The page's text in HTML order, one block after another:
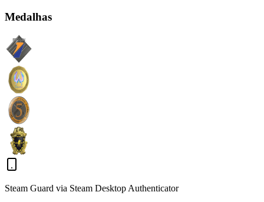
Medalhas
Steam Guard via Steam Desktop Authenticator